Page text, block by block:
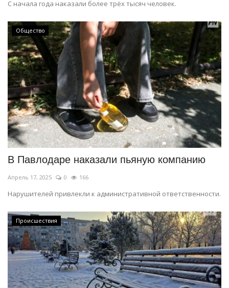
С начала года наказали более трёх тысяч человек.
Общество
В Павлодаре наказали пьяную компанию
Апрель 17, 2025 0 166
Нарушителей привлекли к административной ответственности.
Происшествия